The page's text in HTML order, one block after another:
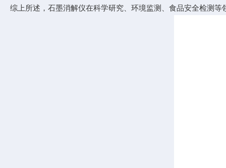
综上所述，石墨消解仪在科学研究、环境监测、食品安全检测